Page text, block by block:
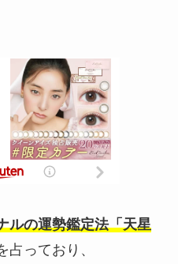
ルの運勢鑑定法「天星
占っており、